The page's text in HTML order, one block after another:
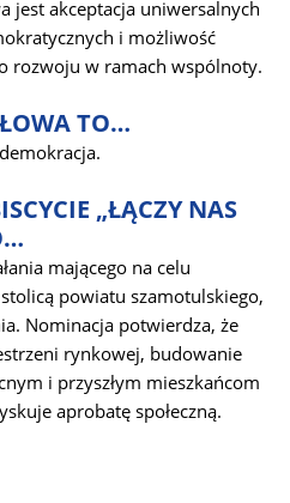
jest akceptacja uniwersalnych
i możliwość
rozwoju w ramach wspólnoty.
TO…
„ŁĄCZY NAS
mającego na celu
powiatu szamotulskiego,
Nominacja potwierdza, że
rynkowej, budowanie
i przyszłym mieszkańcom
aprobatę społeczną.